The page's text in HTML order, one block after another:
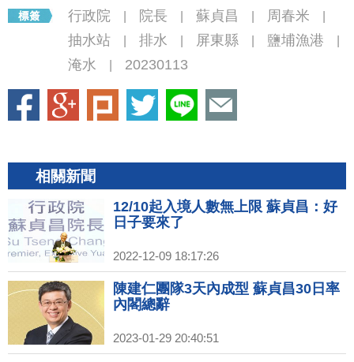
行政院 院長 蘇貞昌 周春米
抽水站 排水 屏東縣 鹽埔漁港
淹水 20230113
相關新聞
12/10起入境人數無上限 蘇貞昌：好
日子要來了
2022-12-09 18:17:26
陳建仁團隊3天內成型 蘇貞昌30日率
內閣總辭
2023-01-29 20:40:51